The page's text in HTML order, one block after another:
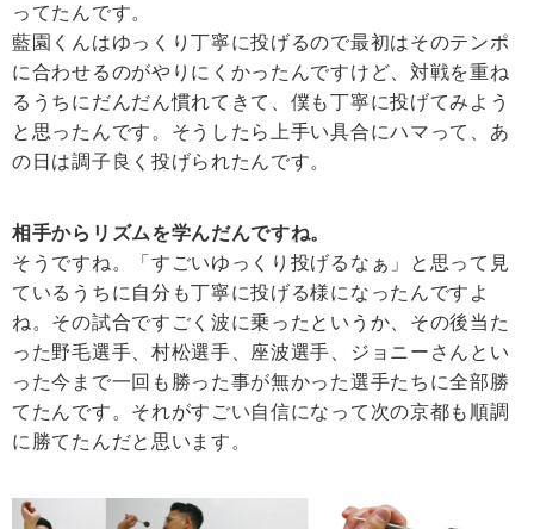
ってたんです。
藍園くんはゆっくり丁寧に投げるので最初はそのテンポ
に合わせるのがやりにくかったんですけど、対戦を重ね
るうちにだんだん慣れてきて、僕も丁寧に投げてみよう
と思ったんです。そうしたら上手い具合にハマって、あ
の日は調子良く投げられたんです。
相手からリズムを学んだんですね。
そうですね。「すごいゆっくり投げるなぁ」と思って見
ているうちに自分も丁寧に投げる様になったんですよ
ね。その試合ですごく波に乗ったというか、その後当た
った野毛選手、村松選手、座波選手、ジョニーさんとい
った今まで一回も勝った事が無かった選手たちに全部勝
てたんです。それがすごい自信になって次の京都も順調
に勝てたんだと思います。